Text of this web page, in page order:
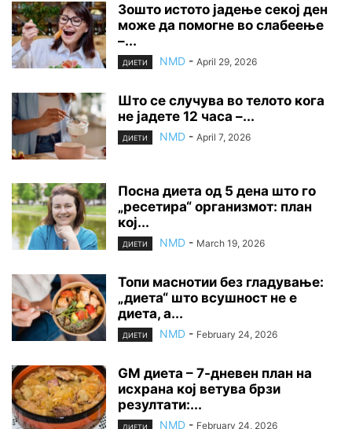
Зошто истото јадење секој ден
може да помогне во слабеење
–...
ДИЕТИ NMD - April 29, 2026
Што се случува во телото кога
не јадете 12 часа –...
ДИЕТИ NMD - April 7, 2026
Посна диета од 5 дена што го
„ресетира“ организмот: план
кој...
ДИЕТИ NMD - March 19, 2026
Топи маснотии без гладување:
„диета“ што всушност не е
диета, а...
ДИЕТИ NMD - February 24, 2026
GM диета – 7-дневен план на
исхрана кој ветува брзи
резултати:...
ДИЕТИ NMD - February 24, 2026